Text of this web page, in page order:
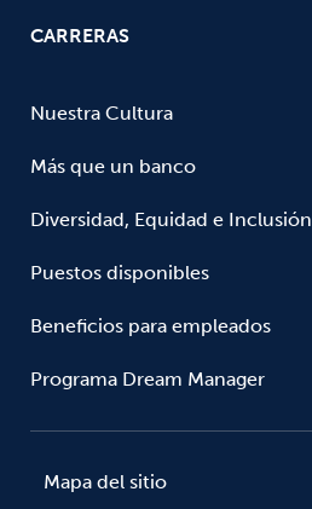
CARRERAS
Nuestra Cultura
Más que un banco
Diversidad, Equidad e Inclusión
Puestos disponibles
Beneficios para empleados
Programa Dream Manager
Mapa del sitio